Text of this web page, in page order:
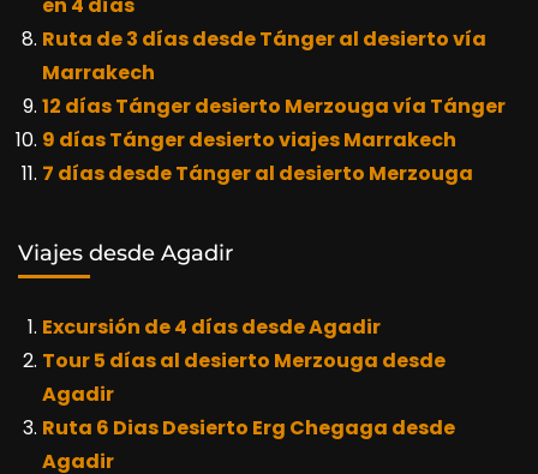
Ruta de 3 días desde Tánger al desierto vía
Marrakech
12 días Tánger desierto Merzouga vía Tánger
9 días Tánger desierto viajes Marrakech
7 días desde Tánger al desierto Merzouga
Viajes desde Agadir
Excursión de 4 días desde Agadir
Tour 5 días al desierto Merzouga desde
Agadir
Ruta 6 Dias Desierto Erg Chegaga desde
Agadir